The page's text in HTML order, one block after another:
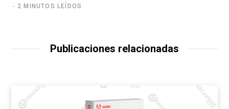
2 MINUTOS LEÍDOS
Publicaciones relacionadas